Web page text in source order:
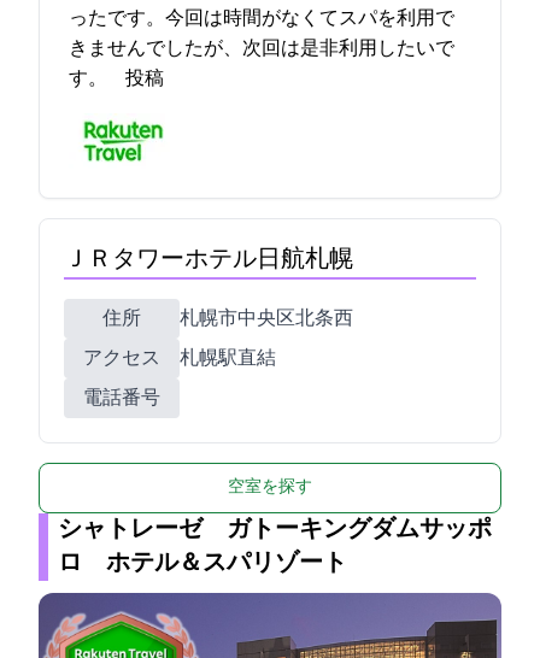
ったです。今回は時間がなくてスパを利用で
きませんでしたが、次回は是非利用したいで
す。 2021-12-14 00:11:55投稿
ＪＲタワーホテル日航札幌
住所
札幌市中央区北5条西2-5
アクセス
札幌駅直結
電話番号
空室を探す
シャトレーゼ ガトーキングダムサッポ
ロ ホテル＆スパリゾート